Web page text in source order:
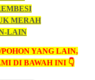
MERAH
LAIN
YANG LAIN,
DI BAWAH INI 👇